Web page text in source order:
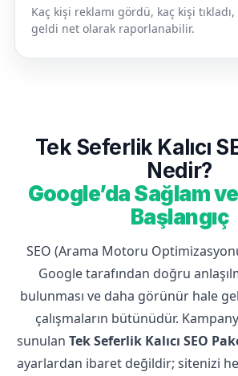
Kaç kişi reklamı gördü, kaç kişi
geldi net olarak raporlanabilir.
Tek Seferlik Kalıcı
Nedir?
Google’da Sağlam
Başlangıç
SEO (Arama Motoru
Google tarafından doğru
bulunması ve daha görünür hale
çalışmaların bütünüdür.
sunulan Tek Seferlik Kalıcı SEO
ayarlardan ibaret değildir; sitenizi